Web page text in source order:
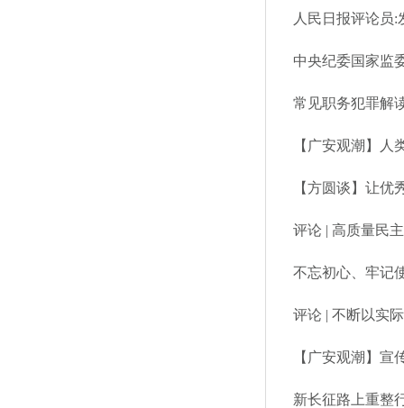
人民日报评论员
常见职务犯罪解
【广安观潮】人
【方圆谈】让优
评论 | 高质量民
不忘初心、牢记
评论 | 不断以实
【广安观潮】
新长征路上重整